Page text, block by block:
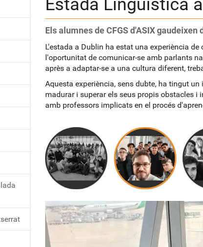
Estada Lingüística
Els alumnes de CFGS d'ASIX
L'estada a Dublin ha estat una experiència
l'oportunitat de comunicar-se amb parlants
après a adaptar-se a una cultura diferent,
Aquesta experiència, sens dubte, ha tingut
madurar i superar els seus propis obstacles i
amb professors implicats en el procés